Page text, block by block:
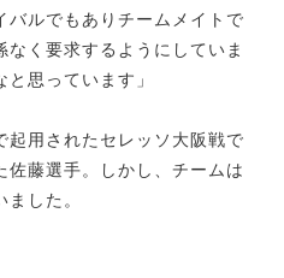
バルでもありチームメイトで
なく要求するようにしていま
思っています」
起用されたセレッソ大阪戦で
藤選手。しかし、チームは
した。